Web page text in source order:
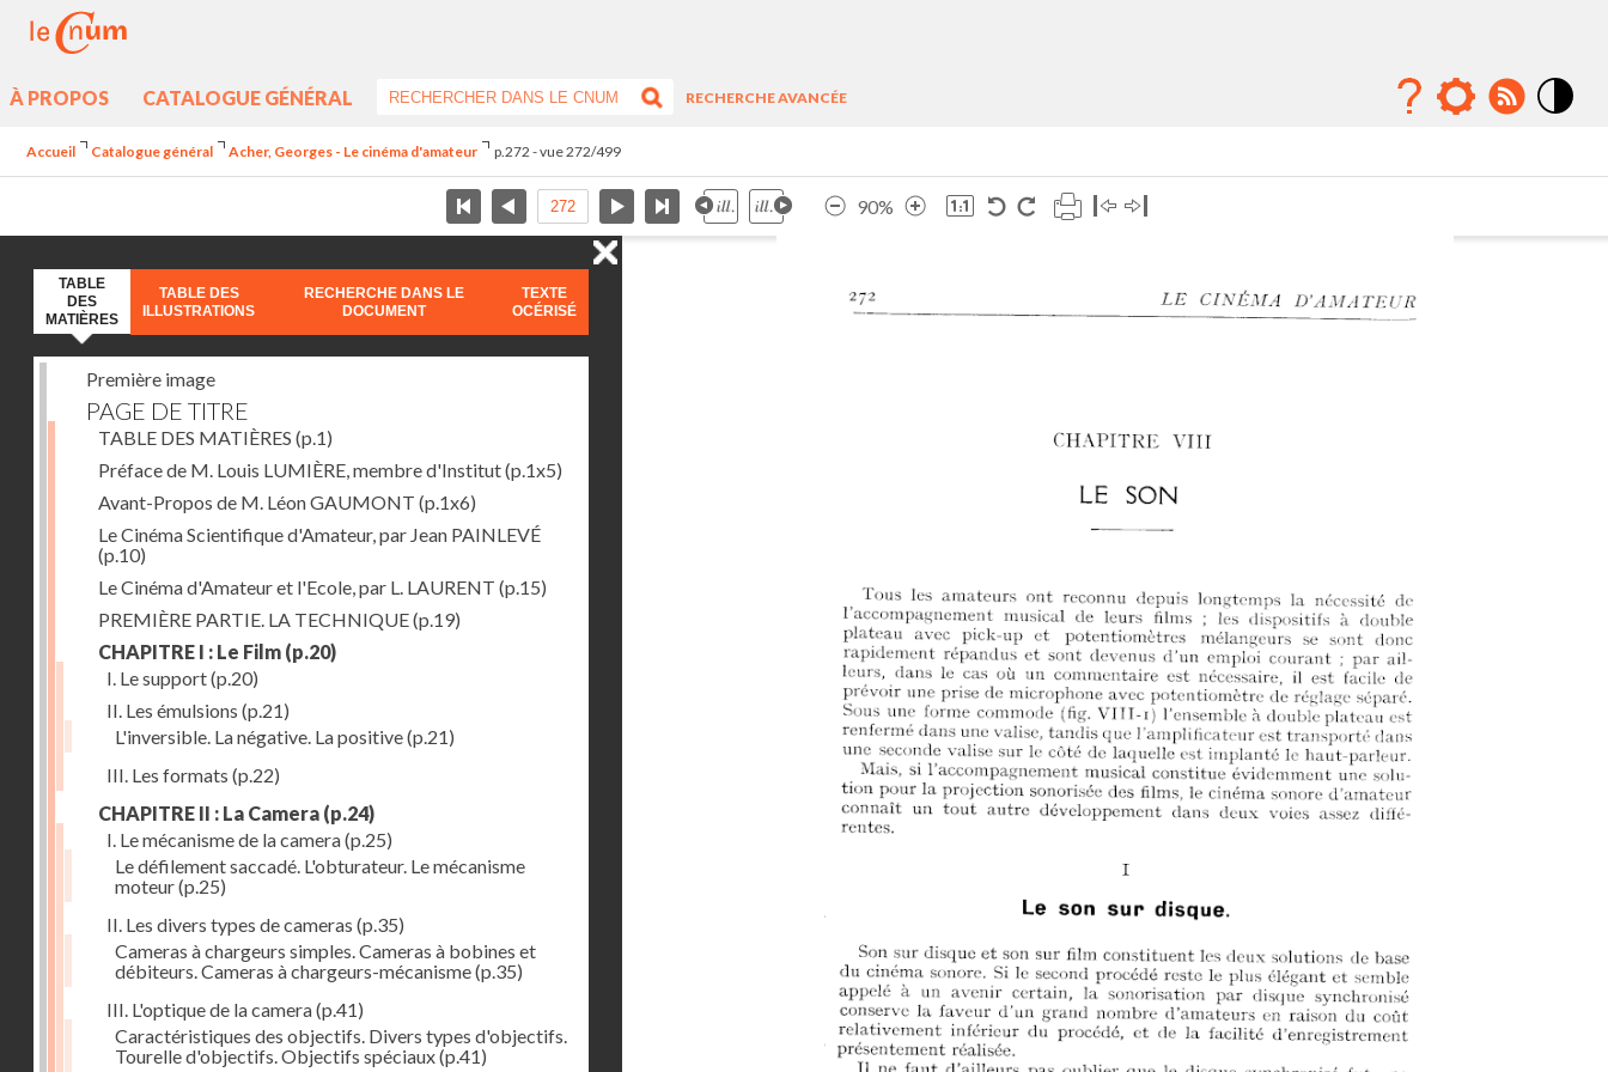
À PROPOS CATALOGUE GÉNÉRAL
RECHERCHE AVANCÉE
Accueil Catalogue général Acher, Georges - Le cinéma d'amateur p.272 - vue 272/499
90%
TABLE
DES
MATIÈRES
TABLE DES
ILLUSTRATIONS
RECHERCHE DANS LE
DOCUMENT
TEXTE
OCÉRISÉ
Première image
PAGE DE TITRE
TABLE DES MATIÈRES (p.1)
Préface de M. Louis LUMIÈRE, membre d'Institut(p.1x5)
Avant-Propos de M. Léon GAUMONT (p.1x6)
Le Cinéma Scientifique d'Amateur, par Jean PAINLEVÉ
(p.10)
Le Cinéma d'Amateur et l'Ecole, par L. LAURENT (p.15)
PREMIÈRE PARTIE. LA TECHNIQUE(p.19)
CHAPITRE I : Le Film (p.20)
I. Le support(p.20)
II. Les émulsions (p.21)
L'inversible. La négative. La positive(p.21)
III. Les formats (p.22)
CHAPITRE II : La Camera (p.24)
I. Le mécanisme de la camera(p.25)
Le défilement saccadé. L'obturateur. Le mécanisme
moteur(p.25)
II. Les divers types de cameras (p.35)
Cameras à chargeurs simples. Cameras à bobines et
débiteurs. Cameras à chargeurs-mécanisme(p.35)
III. L'optique de la camera(p.41)
Caractéristiques des objectifs. Divers types d'objectifs.
Tourelle d'objectifs. Objectifs spéciaux(p.41)